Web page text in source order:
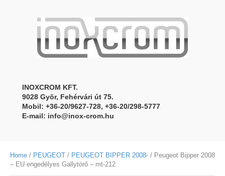
INOXCROM KFT.
9028 Gyõr, Fehérvári út 75.
Mobil: +36-20/9627-728, +36-20/298-5777
E-mail: info@inox-crom.hu
Home / PEUGEOT / PEUGEOT BIPPER 2008- / Peugeot Bipper 2008
– EU engedélyes Gallytörő – mt-212